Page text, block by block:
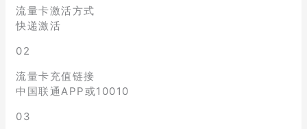
流量卡激活方式
快递激活
02
流量卡充值链接
中国联通APP或10010
03